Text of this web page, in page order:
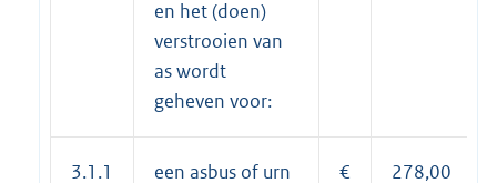
en het (doen)
verstrooien van
as wordt
geheven voor:
3.1.1
een asbus of urn
€ 278,00